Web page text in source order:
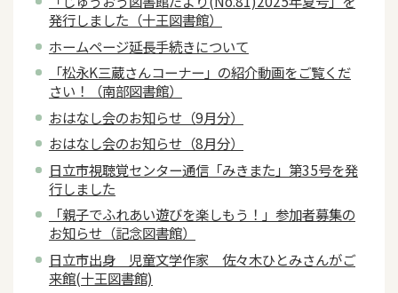
発行しました（十王図書館）
ホームページ延長手続きについて
「松永K三蔵さんコーナー」の紹介動画をご覧くだ
さい！（南部図書館）
おはなし会のお知らせ（9月分）
おはなし会のお知らせ（8月分）
日立市視聴覚センター通信「みきまた」第35号を発
行しました
「親子でふれあい遊びを楽しもう！」参加者募集の
お知らせ（記念図書館）
日立市出身 児童文学作家 佐々木ひとみさんがご
来館(十王図書館)